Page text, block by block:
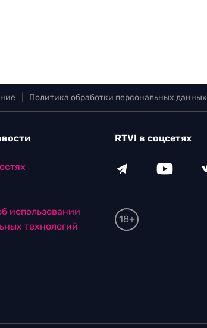
Политика обработки персональных данных
использовании
технологий
RTVI в соцсетях
18+